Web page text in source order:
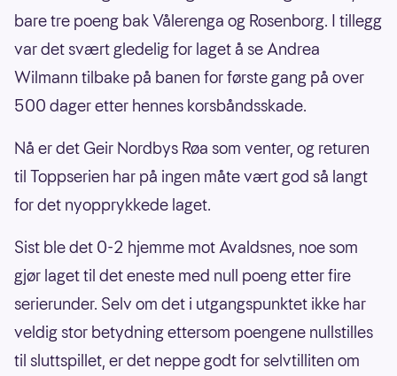
bare tre poeng bak Vålerenga og Rosenborg. I tillegg
var det svært gledelig for laget å se Andrea
Wilmann tilbake på banen for første gang på over
500 dager etter hennes korsbåndsskade.
Nå er det Geir Nordbys Røa som venter, og returen
til Toppserien har på ingen måte vært god så langt
for det nyopprykkede laget.
Sist ble det 0-2 hjemme mot Avaldsnes, noe som
gjør laget til det eneste med null poeng etter fire
serierunder. Selv om det i utgangspunktet ikke har
veldig stor betydning ettersom poengene nullstilles
til sluttspillet, er det neppe godt for selvtilliten om